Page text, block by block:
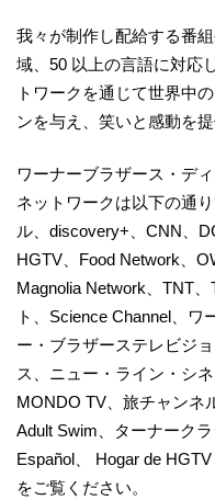
我々が制作し配給する番
域、50 以上の言語に対応
トワークを通じて世界中
ンを与え、笑いと感動を提
ワーナーブラザース・デ
ネットワークは以下の通
ル、discovery+、CNN、
HGTV、Food Network、
Magnolia Network、TNT
ト、Science Channel、
ー・ブラザーステレビジ
ス、ニュー・ライン・シ
MONDO TV、旅チャンネ
Adult Swim、ターナーク
Español、 Hogar de
をご覧ください。